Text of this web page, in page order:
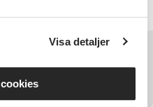
Visa detaljer